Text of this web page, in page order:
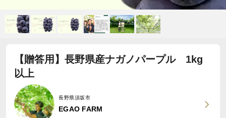
【贈答用】長野県産ナガノパープル 1kg
以上
長野県須坂市
EGAO FARM